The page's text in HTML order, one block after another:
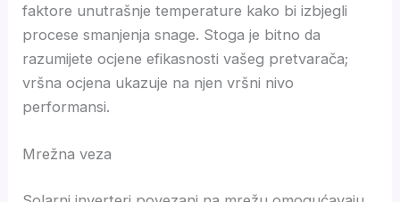
faktore unutrašnje temperature kako bi izbjegli
procese smanjenja snage. Stoga je bitno da
razumijete ocjene efikasnosti vašeg pretvarača;
vršna ocjena ukazuje na njen vršni nivo
performansi.
Mrežna veza